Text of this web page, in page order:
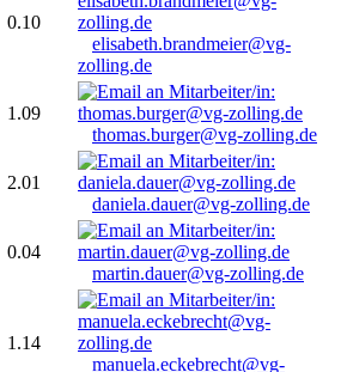
0.10
elisabeth.brandmeier@vg-
zolling.de
1.09
thomas.burger@vg-zolling.de
2.01
daniela.dauer@vg-zolling.de
0.04
martin.dauer@vg-zolling.de
1.14
manuela.eckebrecht@vg-